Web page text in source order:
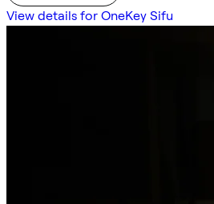
View details for OneKey Sifu